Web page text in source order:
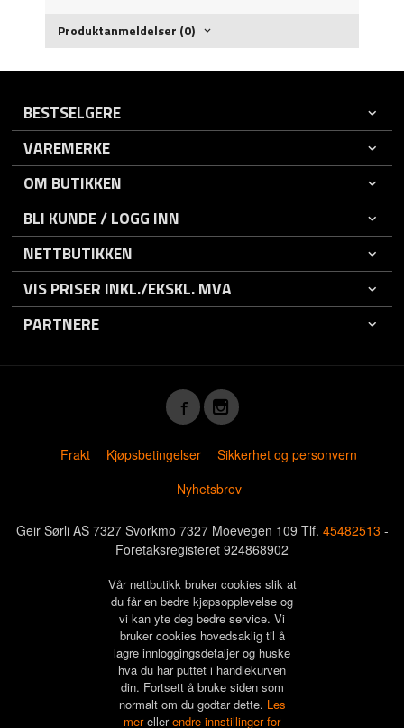
Produktanmeldelser (0)
BESTSELGERE
VAREMERKE
OM BUTIKKEN
BLI KUNDE / LOGG INN
NETTBUTIKKEN
VIS PRISER INKL./EKSKL. MVA
PARTNERE
Frakt Kjøpsbetingelser
Sikkerhet og personvern
Nyhetsbrev
Geir Sørli AS 7327 Svorkmo 7327 Moevegen 109 Tlf. 45482513 -
Foretaksregisteret 924868902
Vår nettbutikk bruker cookies slik at
du får en bedre kjøpsopplevelse og
vi kan yte deg bedre service. Vi
bruker cookies hovedsaklig til å
lagre innloggingsdetaljer og huske
hva du har puttet i handlekurven
din. Fortsett å bruke siden som
normalt om du godtar dette. Les
merellerendre innstillinger for